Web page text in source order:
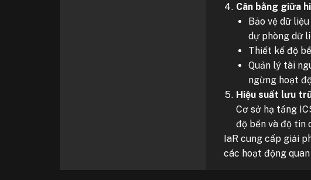
Cân bằng giữa
Bảo vệ dữ
dự phòng dữ
Thiết kế độ
Quản lý tài
ngừng hoạt
Hiệu suất lưu
Cơ sở hạ tầng
độ bền và độ tin
IaR cung cấp giải
các hoạt động